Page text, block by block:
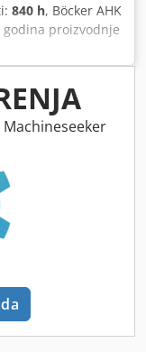
840 h, Böcker AHK
proizvodnje
za
36/2400
u vrlo
korištenja i
* Godina
* Samo 840
za
* Nove gume *
održavan *
vrlo dobrom stanju
malom broju
pregledima,
je za
instalatere
poduzeća. Cijena:
PDV (PDV se